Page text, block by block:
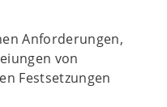
Anforderungen,
von
Festsetzungen